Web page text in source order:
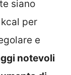
siano
per
e
notevoli